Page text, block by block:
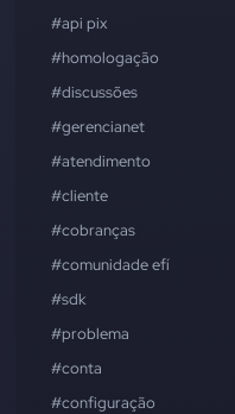
#api pix
#homologação
#discussões
#gerencianet
#atendimento
#cliente
#cobranças
#comunidade efí
#sdk
#problema
#conta
#configuração